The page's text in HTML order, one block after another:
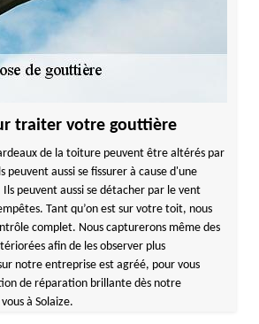
traiter votre gouttière
de la toiture peuvent être altérés par
peuvent aussi se fissurer à cause d'une
peuvent aussi se détacher par le vent
Tant qu’on est sur votre toit, nous
complet. Nous capturerons même des
afin de les observer plus
notre entreprise est agréé, pour vous
de réparation brillante dès notre
à Solaize.